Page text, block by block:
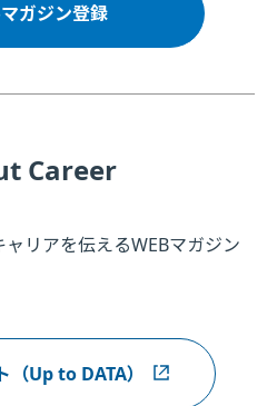
ガジン登録
Career
リアを伝えるWEBマガジン
（Up to DATA）